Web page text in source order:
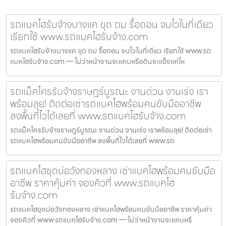
รถแบคโฮรับจ้างบางแค ขุด ถม รื้อถอน จบไวในที่เดียว
เรียกใช้ www.รถแบคโฮรับจ้าง.com
รถแบคโฮรับจ้างบางแค ขุด ถม รื้อถอน จบไวในที่เดียว เรียกใช้ www.รถ
แบคโฮรับจ้าง.com — ไม่ว่าหน้างานจะแคบหรือดินจะแข็งแค่ไห
รถแม็คโครรับจ้างราษฎร์บูรณะ งานด่วน งานเร่ง เรา
พร้อมลุย! ติดต่อเช่ารถแบคโฮพร้อมคนขับมืออาชีพ
ลงพื้นที่ไวได้เลยที่ www.รถแบคโฮรับจ้าง.com
รถแม็คโครรับจ้างราษฎร์บูรณะ งานด่วน งานเร่ง เราพร้อมลุย! ติดต่อเช่า
รถแบคโฮพร้อมคนขับมืออาชีพ ลงพื้นที่ไวได้เลยที่ www.รถ
รถแบคโฮขุดบ่อวังทองหลาง เช่าแบคโฮพร้อมคนขับมือ
อาชีพ ราคาคุ้มค่า จองคิวที่ www.รถแบคโฮ
รับจ้าง.com
รถแบคโฮขุดบ่อวังทองหลาง เช่าแบคโฮพร้อมคนขับมืออาชีพ ราคาคุ้มค่า
จองคิวที่ www.รถแบคโฮรับจ้าง.com — ไม่ว่าหน้างานจะแคบหรื